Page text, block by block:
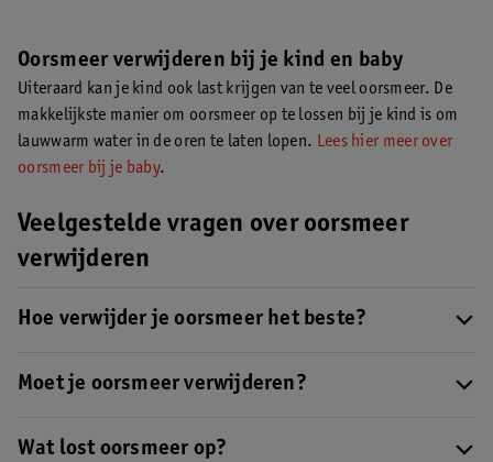
Oorsmeer verwijderen bij je kind en baby
Uiteraard kan je kind ook last krijgen van te veel oorsmeer. De
makkelijkste manier om oorsmeer op te lossen bij je kind is om
lauwwarm water in de oren te laten lopen. Lees hier meer over
oorsmeer bij je baby.
Veelgestelde vragen over oorsmeer
verwijderen
Hoe verwijder je oorsmeer het beste?
manieren, bijvoorbeeld met lauwwarm water of oordruppels.
Moet je oorsmeer verwijderen?
uitdroging van je gehoorgang en het zorgt ervoor dat vuil en
Wat lost oorsmeer op?